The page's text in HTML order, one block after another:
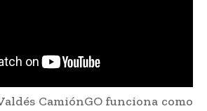
CamiónGO funciona como